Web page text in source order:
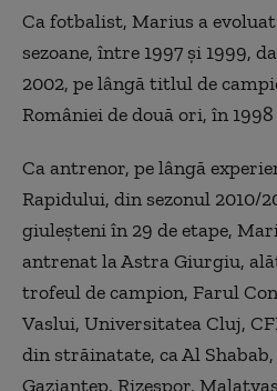
Ca fotbalist, Marius a
sezoane, între 1997 şi 1999,
2002, pe lângă titlul de
României de două ori, în
Ca antrenor, pe lângă
Rapidului, din sezonul 2010/
giuleşteni în 29 de etape,
antrenat la Astra Giurgiu,
trofeul de campion, Farul
Vaslui, Universitatea Cluj,
din străinatate, ca Al
Gaziantep, Rizespor,